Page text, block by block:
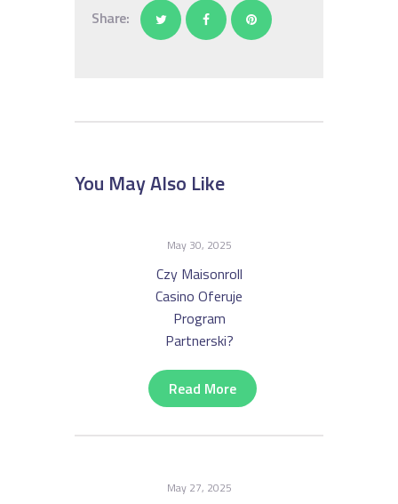
Share:
You May Also Like
May 30, 2025
Czy Maisonroll
Casino Oferuje
Program
Partnerski?
Read More
May 27, 2025